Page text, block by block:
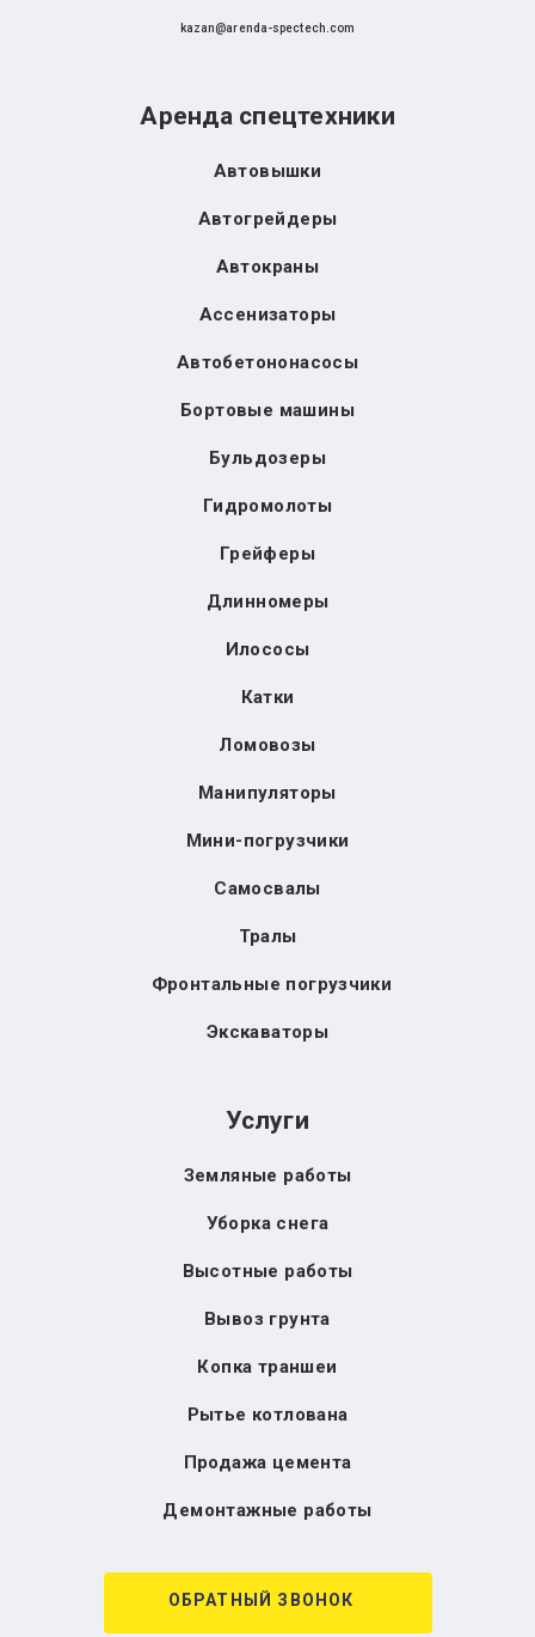
kazan@arenda-spectech.com
Аренда спецтехники
Автовышки
Автогрейдеры
Автокраны
Ассенизаторы
Автобетононасосы
Бортовые машины
Бульдозеры
Гидромолоты
Грейферы
Длинномеры
Илососы
Катки
Ломовозы
Манипуляторы
Мини-погрузчики
Самосвалы
Тралы
Фронтальные погрузчики
Экскаваторы
Услуги
Земляные работы
Уборка снега
Высотные работы
Вывоз грунта
Копка траншеи
Рытье котлована
Продажа цемента
Демонтажные работы
ОБРАТНЫЙ ЗВОНОК